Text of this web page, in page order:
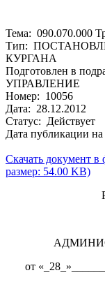
Тема: 090.070.000
Тип:
КУРГАНА
Подготовлен в
УПРАВЛЕНИЕ
Номер: 10056
Дата: 28.12.2012
Статус: Действует
Дата публикации на
Скачать документ в
размер: 54.00 KB)
от